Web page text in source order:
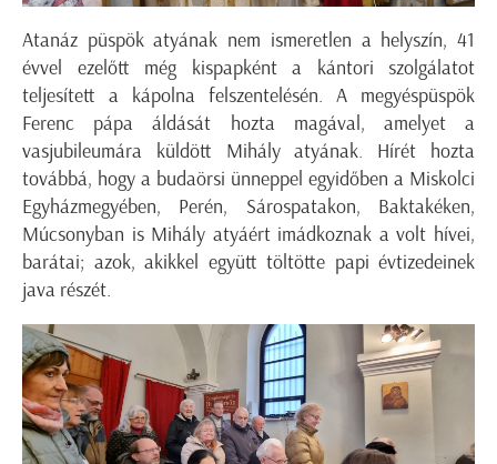
Atanáz püspök atyának nem ismeretlen a helyszín, 41
évvel ezelőtt még kispapként a kántori szolgálatot
teljesített a kápolna felszentelésén. A megyéspüspök
Ferenc pápa áldását hozta magával, amelyet a
vasjubileumára küldött Mihály atyának. Hírét hozta
továbbá, hogy a budaörsi ünneppel egyidőben a Miskolci
Egyházmegyében, Perén, Sárospatakon, Baktakéken,
Múcsonyban is Mihály atyáért imádkoznak a volt hívei,
barátai; azok, akikkel együtt töltötte papi évtizedeinek
java részét.